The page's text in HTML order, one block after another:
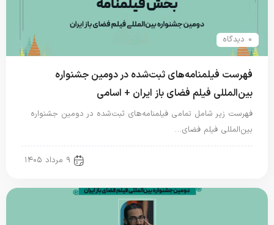
0 دیدگاه
فهرست فیلمنامه‌های ثبت‌شده در دومین جشنواره
بین‌المللی فیلم فضای باز ایران + اسامی
فهرست زیر شامل تمامی فیلمنامه‌های ثبت‌شده در دومین جشنواره
بین‌المللی فیلم فضای…
۹ مرداد ۱۴۰۵